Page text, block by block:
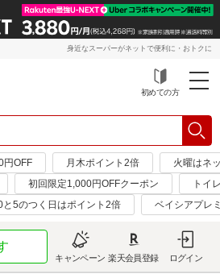
身近なスーパーがネットで便利に・おトクに
初めての方
円OFF 月木ポイント2倍
火曜はネ
初回限定1,000円OFFクーポン
トイ
と5のつく日はポイント2倍 ベイシアプレ
キャンペーン 楽天会員登録 ログイン